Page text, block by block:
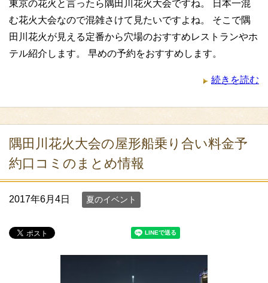
東京の花火と言ったら隅田川花火大会ですね。 日本一混
む花火大会なので混雑さけて見たいですよね。 そこで隅
田川花火が見える定番から穴場のおすすめレストランやホ
テル紹介します。 早めの予約をおすすめします。
続きを読む
隅田川花火大会の屋形船乗り合い料金予
約口コミのまとめ情報
2017年6月4日 夏のイベント